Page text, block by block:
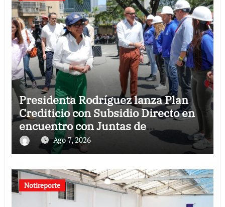
Presidenta Rodríguez lanza Plan
Crediticio con Subsidio Directo en
encuentro con Juntas de
Condominio
Ago 7, 2026
Notireporte